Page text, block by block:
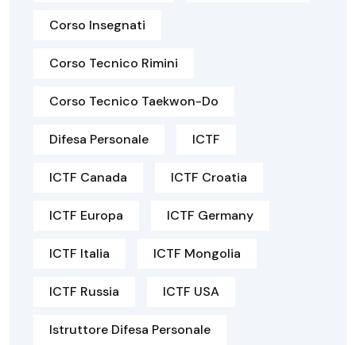
Corso Insegnati
Corso Tecnico Rimini
Corso Tecnico Taekwon-Do
Difesa Personale ICTF
ICTF Canada ICTF Croatia
ICTF Europa ICTF Germany
ICTF Italia ICTF Mongolia
ICTF Russia ICTF USA
Istruttore Difesa Personale